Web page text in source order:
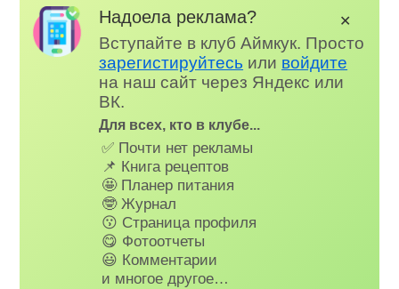
Надоела реклама?
Вступайте в клуб Аймкук. Просто
зарегистируйтесь или войдите
на наш сайт через Яндекс или
ВК.
Для всех, кто в клубе...
✅ Почти нет рекламы
📌 Книга рецептов
🤩 Планер питания
🤓 Журнал
😗 Страница профиля
😋 Фотоотчеты
😃 Комментарии
и многое другое…
✕